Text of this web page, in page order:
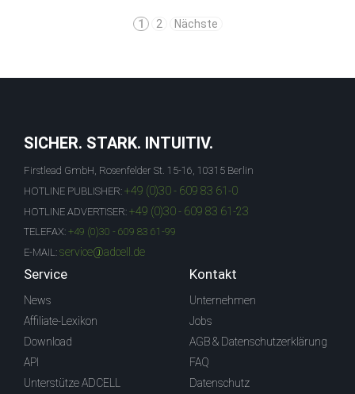
1 2 Nächste
SICHER. STARK. INTUITIV.
Firstlead GmbH, Rosenfelder St. 15-16, 10315 Berlin
HOTLINE PUBLISHER: +49 (0)30 - 609 83 61-0
HOTLINE ADVERTISER: +49 (0)30 - 609 83 61-23
TELEFAX: +49 (0)30 - 609 83 61-99
E-MAIL: service@adcell.de
Service
News
Affiliate-Lexikon
Download
API
Unterstütze ADCELL
Kontakt
Unternehmen
Jobs
AGB & Datenschutzerklärung
FAQ
Datenschutz